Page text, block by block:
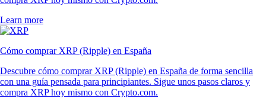
Learn more
Cómo comprar XRP (Ripple) en España
Descubre cómo comprar XRP (Ripple) en España de forma sencilla
con una guía pensada para principiantes. Sigue unos pasos claros y
compra XRP hoy mismo con Crypto.com.